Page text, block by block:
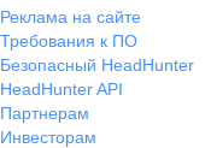
Реклама на сайте
Требования к ПО
Безопасный HeadHunter
HeadHunter API
Партнерам
Инвесторам